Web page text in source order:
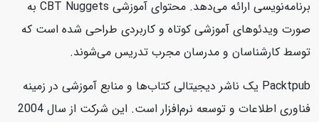
برنامه‌نویسی ارائه می‌دهد. محتوای آموزشی CBT Nuggets به
صورت ویدئوهای آموزشی کوتاه و کاربردی طراحی شده است که
توسط کارشناسان و مدرسان مجرب تدریس می‌شوند.
Packtpub یک ناشر دیجیتالی کتاب‌ها و منابع آموزشی در زمینه
فناوری اطلاعات و توسعه نرم‌افزار است. این شرکت از سال 2004